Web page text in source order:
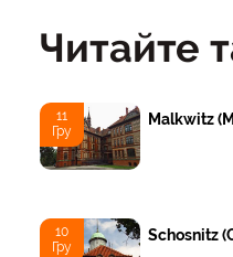
Читайте
11
Гру
Malkwitz
10
Гру
Schosnitz